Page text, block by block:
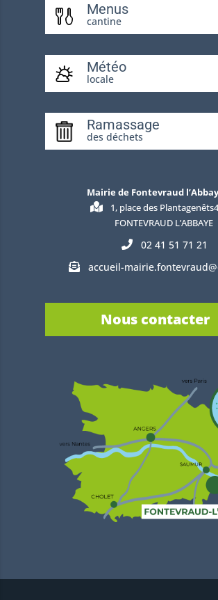
Menus
cantine
Météo
locale
Ramassage
des déchets
Mairie de Fontevraud
1, place des
FONTEVRAUD L’ABBAYE
02 41 51 71 21
accueil-
Nous contacter